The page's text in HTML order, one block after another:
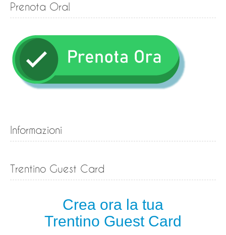
Prenota Ora!
Informazioni
Trentino Guest Card